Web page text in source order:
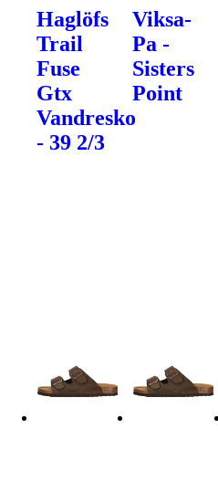
Haglöfs
Trail
Fuse
Gtx
Vandresko
- 39 2/3
Viksa-
Pa -
Sisters
Point